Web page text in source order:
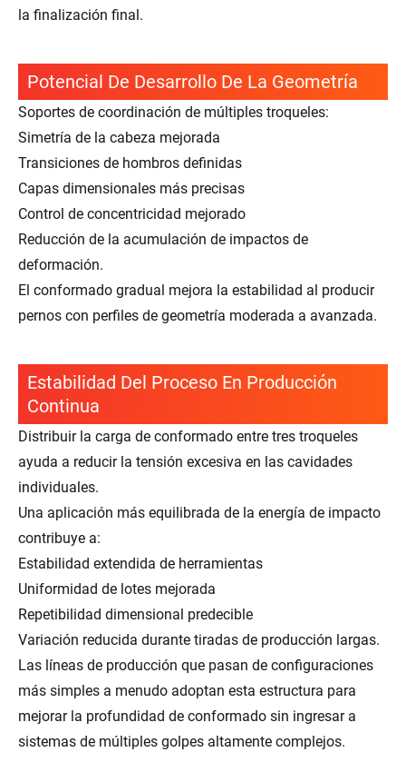
la finalización final.
Potencial De Desarrollo De La Geometría
Soportes de coordinación de múltiples troqueles:
Simetría de la cabeza mejorada
Transiciones de hombros definidas
Capas dimensionales más precisas
Control de concentricidad mejorado
Reducción de la acumulación de impactos de
deformación.
El conformado gradual mejora la estabilidad al producir
pernos con perfiles de geometría moderada a avanzada.
Estabilidad Del Proceso En Producción
Continua
Distribuir la carga de conformado entre tres troqueles
ayuda a reducir la tensión excesiva en las cavidades
individuales.
Una aplicación más equilibrada de la energía de impacto
contribuye a:
Estabilidad extendida de herramientas
Uniformidad de lotes mejorada
Repetibilidad dimensional predecible
Variación reducida durante tiradas de producción largas.
Las líneas de producción que pasan de configuraciones
más simples a menudo adoptan esta estructura para
mejorar la profundidad de conformado sin ingresar a
sistemas de múltiples golpes altamente complejos.